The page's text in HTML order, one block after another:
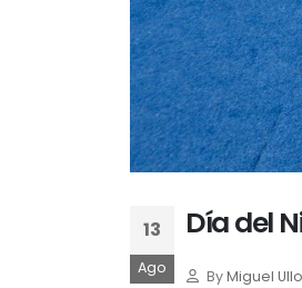
13
Ago
Día del
ByMiguel